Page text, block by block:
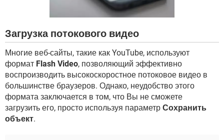
Загрузка потокового видео
Многие веб-сайты, такие как YouTube, используют
формат Flash Video, позволяющий эффективно
воспроизводить высокоскоростное потоковое видео в
большинстве браузеров. Однако, неудобство этого
формата заключается в том, что Вы не сможете
загрузить его, просто используя параметр Сохранить
объект.